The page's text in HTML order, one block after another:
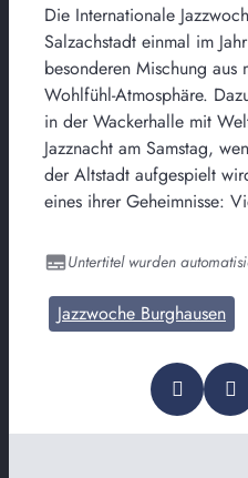
Die Internationale
Salzachstadt einmal im
besonderen Mischung aus
Wohlfühl-Atmosphäre.
in der Wackerhalle mit
Jazznacht am Samstag,
der Altstadt aufgespielt
eines ihrer Geheimnisse:
Untertitel wurden
Jazzwoche Burghausen